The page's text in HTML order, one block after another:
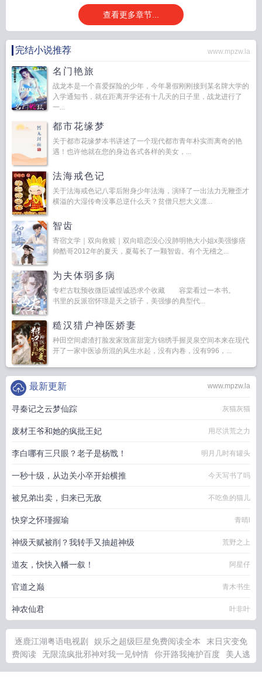
查看更多章节...
完结小说推荐 www.mpzw.la
名门艳旅
战龙本是一个喜爱探险的少年，今年暑假刚刚接到某名牌大学的
入学通知书，就在距离开学还有十几天的日子里，战龙进行了
一...
都市花缘梦
关于都市花缘梦本书讲述了一个现代都市青年朴实而离奇的艳
遇！也许他就在您的身边各式各样的美女，...
法海戒色记
关于法海戒色记八零后附身少年法海，演绎了一出法力无鞭歪才
横溢的大湿传奇没事总逆什么天？贫僧只想大义凛...
智齿
寄宿文学｜双向救赎｜双向暗恋没心没肺明艳大小姐x美强惨痞
帅酷哥2012年的夏天，夏莓长了一颗智齿。有个无稽之...
为夫体弱多病
专栏古耽预收微臣诚惶诚恐求个收藏 容棠看过一本书。
书里的反派宿怀璟是天之骄子，美强惨的典型代...
糙汉猎户神医娇妻
种田空间虐渣打脸发家致富甜宠方锦绣手握灵泉空间本来在现代
开了一家中医诊所混的风生水起，没有内卷，没有996，...
www.mpzw.la
最新更新
寻秦记之云梦仙踪 灰猫灰猫
废材王爷和她的疯批王妃 用尽洪荒之力
李白哪有三只眼？老子是杨戬！ 明月几时有罐头
一秒十级，从边关小卒开始横推 今天写书了吗
被兄弟出卖，归来已无敌 不吃鱼的猫儿
快穿之怀瑾握瑜 青晴l
神级天赋被削？我转手又抽超神级 荒野之上
道友，快快入幡一叙！ 阿星仔
官道之巅 青木书生
神农仙君 叶非叶
逐鹿江湖粤语电视剧 娱乐之超级巨星免费阅读全本
末日灾变免
费阅读
无限流疯批邪神对我一见钟情 你开路我掩护百度
美人逃